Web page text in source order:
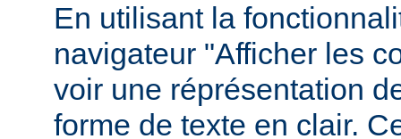
En utilisant la
navigateur "Afficher les
voir une réprésentation
forme de texte en clair.